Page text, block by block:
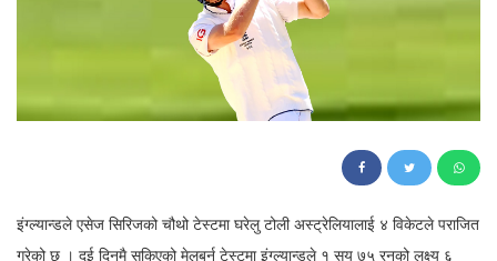
इंग्ल्यान्डले एसेज सिरिजको चौथो टेस्टमा घरेलु टोली अस्ट्रेलियालाई ४ विकेटले पराजित
गरेको छ । दुई दिनमै सकिएको मेलबर्न टेस्टमा इंग्ल्यान्डले १ सय ७५ रनको लक्ष्य ६